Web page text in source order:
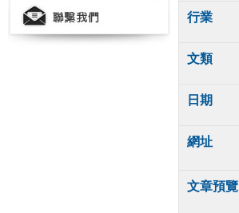
行業
文類
日期
網址
文章預覽